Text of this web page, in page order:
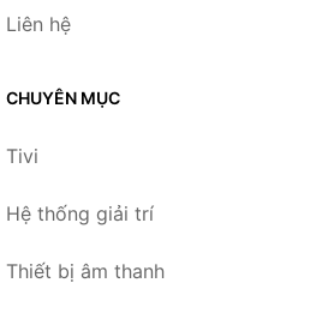
Liên hệ
CHUYÊN MỤC
Tivi
Hệ thống giải trí
Thiết bị âm thanh